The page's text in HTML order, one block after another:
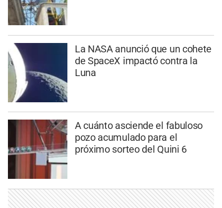
La NASA anunció que un cohete
de SpaceX impactó contra la
Luna
A cuánto asciende el fabuloso
pozo acumulado para el
próximo sorteo del Quini 6